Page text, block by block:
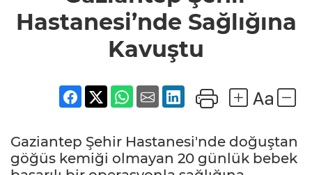
Hastanesi’nde Sağlığına
Kavuştu
Gaziantep Şehir Hastanesi'nde doğuştan
göğüs kemiği olmayan 20 günlük bebek